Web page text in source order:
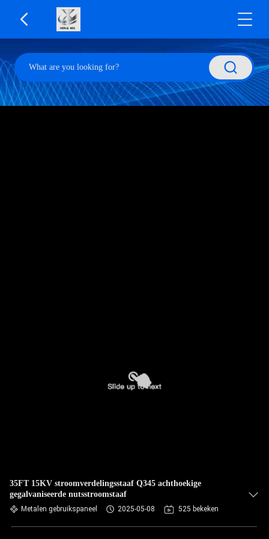
35FT 15KV stroomverdelingsstaaf Q345 achthoekige
gegalvaniseerde nutsstroomstaaf
Metalen gebruikspaneel 2025-05-08 525 bekeken